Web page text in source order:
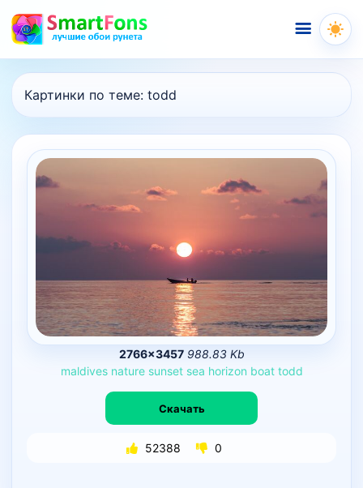
Меню
Картинки по теме: todd
2766×3457 988.83 Kb
maldives nature sunset sea horizon boat todd
Скачать
52388 0